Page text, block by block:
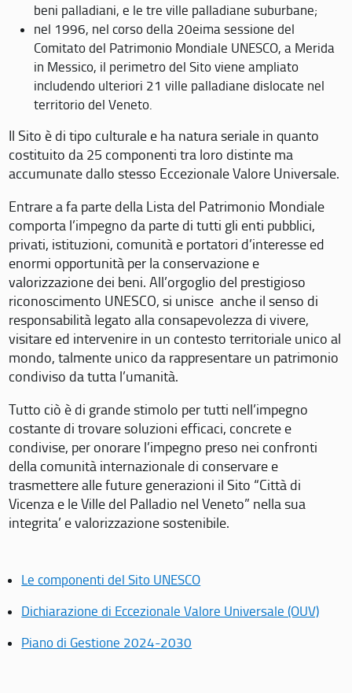
beni palladiani, e le tre ville palladiane suburbane;
nel 1996, nel corso della 20eima sessione del
Comitato del Patrimonio Mondiale UNESCO, a Merida
in Messico, il perimetro del Sito viene ampliato
includendo ulteriori 21 ville palladiane dislocate nel
territorio del Veneto.
Il Sito è di tipo culturale e ha natura seriale in quanto
costituito da 25 componenti tra loro distinte ma
accumunate dallo stesso Eccezionale Valore Universale.
Entrare a fa parte della Lista del Patrimonio Mondiale
comporta l’impegno da parte di tutti gli enti pubblici,
privati, istituzioni, comunità e portatori d’interesse ed
enormi opportunità per la conservazione e
valorizzazione dei beni. All’orgoglio del prestigioso
riconoscimento UNESCO, si unisce anche il senso di
responsabilità legato alla consapevolezza di vivere,
visitare ed intervenire in un contesto territoriale unico al
mondo, talmente unico da rappresentare un patrimonio
condiviso da tutta l’umanità.
Tutto ciò è di grande stimolo per tutti nell’impegno
costante di trovare soluzioni efficaci, concrete e
condivise, per onorare l’impegno preso nei confronti
della comunità internazionale di conservare e
trasmettere alle future generazioni il Sito “Città di
Vicenza e le Ville del Palladio nel Veneto” nella sua
integrita’ e valorizzazione sostenibile.
Le componenti del Sito UNESCO
Dichiarazione di Eccezionale Valore Universale (OUV)
Piano di Gestione 2024-2030